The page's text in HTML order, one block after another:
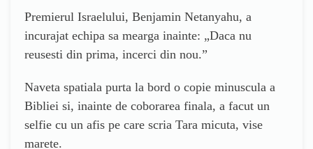
Premierul Israelului, Benjamin Netanyahu, a
incurajat echipa sa mearga inainte: „Daca nu
reusesti din prima, incerci din nou.”
Naveta spatiala purta la bord o copie minuscula a
Bibliei si, inainte de coborarea finala, a facut un
selfie cu un afis pe care scria Tara micuta, vise
marete.